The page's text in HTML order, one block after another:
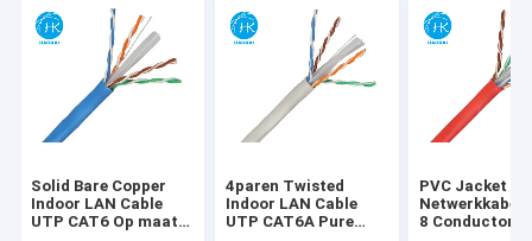
Solid Bare Copper
Indoor LAN Cable
UTP CAT6 Op maat
4paren Twisted
Indoor LAN Cable
UTP CAT6A Pure
PVC Jacket
Netwerkkabel
8 Conductor